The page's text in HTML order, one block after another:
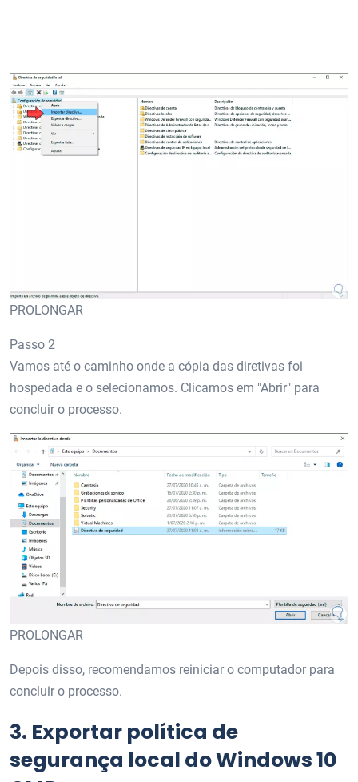
PROLONGAR
Passo 2
Vamos até o caminho onde a cópia das diretivas foi
hospedada e o selecionamos. Clicamos em "Abrir" para
concluir o processo.
PROLONGAR
Depois disso, recomendamos reiniciar o computador para
concluir o processo.
3. Exportar política de
segurança local do Windows 10